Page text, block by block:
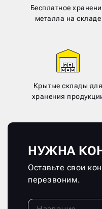
Бесплатное
металла на складе
Крытые склады для
хранения
НУЖНА
Оставьте свои
перезвоним.